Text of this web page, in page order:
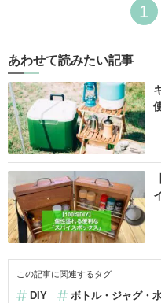
1
あわせて読みたい記事
この記事に関連するタグ
DIY ボトル・ジャグ・